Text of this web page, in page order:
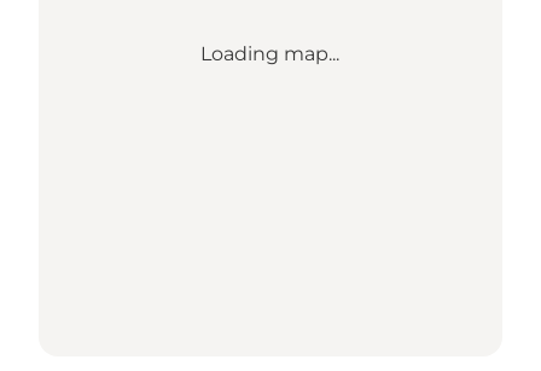
Loading map...